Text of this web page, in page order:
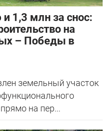
1,3 млн за снос:
на
– Победы в
земельный участок
на пер...